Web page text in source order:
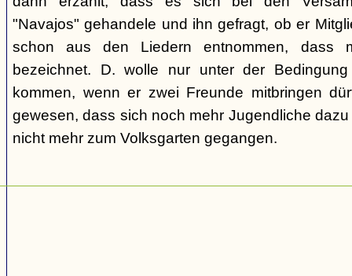
"Navajos" gehandele und ihn gefragt, ob er
schon aus den Liedern entnommen, dass
bezeichnet. D. wolle nur unter der
kommen, wenn er zwei Freunde mitbringen
gewesen, dass sich noch mehr Jugendliche
nicht mehr zum Volksgarten gegangen.